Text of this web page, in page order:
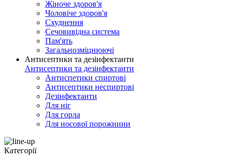
Жіноче здоров'я
Чоловіче здоров'я
Схуднення
Сечовивідна система
Пам'ять
Загальнозміцнюючі
Антисептики та дезінфектанти
Антисептики та дезінфектанти
Антиспетики спиртові
Антисептики неспиртові
Дезінфектанти
Для ніг
Для горла
Для носової порожнини
Категорії